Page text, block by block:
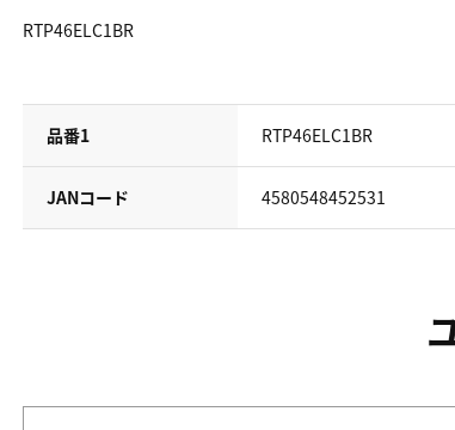
RTP46ELC1BR
品番1 RTP46ELC1BR
JANコード 4580548452531